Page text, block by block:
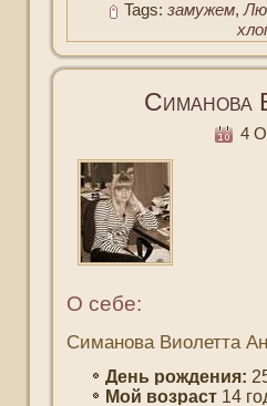
Tags: замужем,
Симанова
4
О себе:
Симанова Виолетта
День рождения:
Мοй вοзраст 14